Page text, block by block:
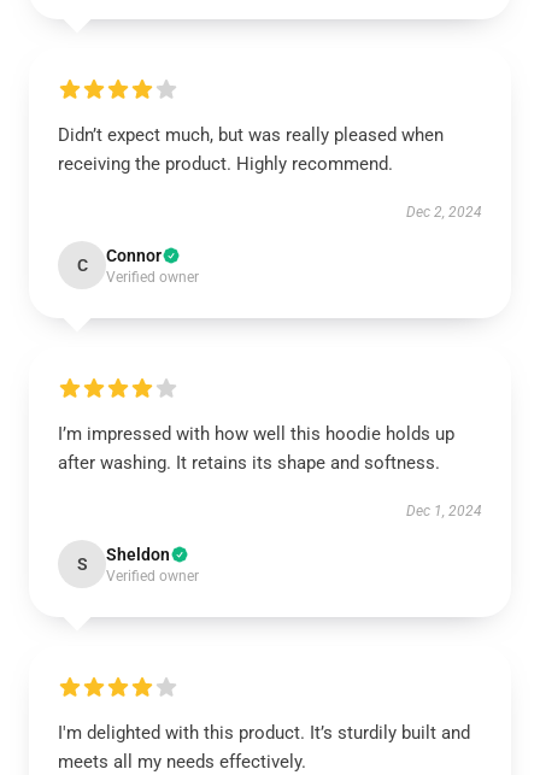
Didn’t expect much, but was really pleased when
receiving the product. Highly recommend.
Dec 2, 2024
C Connor
Verified owner
I’m impressed with how well this hoodie holds up
after washing. It retains its shape and softness.
Dec 1, 2024
S Sheldon
Verified owner
I'm delighted with this product. It’s sturdily built and
meets all my needs effectively.